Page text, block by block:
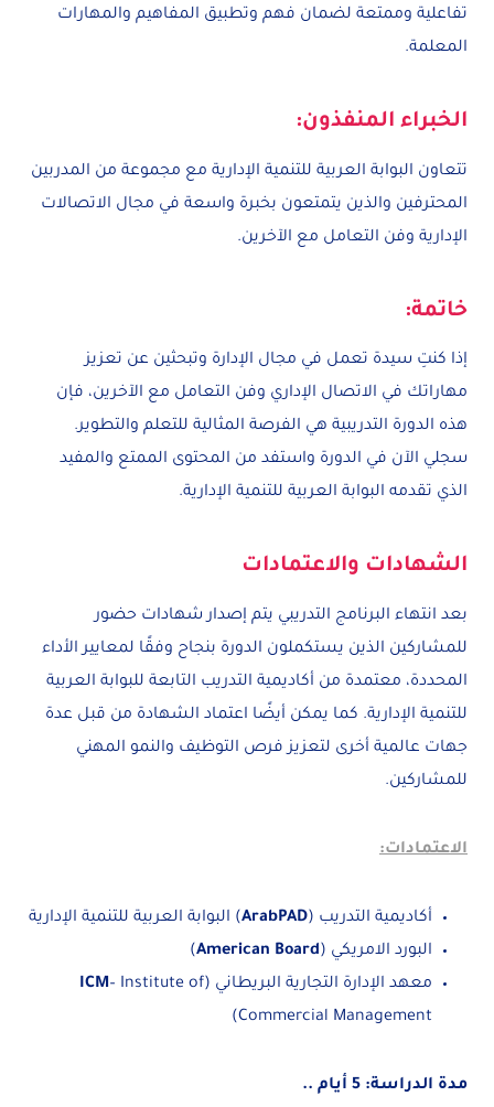
تفاعلية وممتعة لضمان فهم وتطبيق المفاهيم والمهارات
المعلمة.
الخبراء المنفذون:
تتعاون البوابة العربية للتنمية الإدارية مع مجموعة من المدربين
المحترفين والذين يتمتعون بخبرة واسعة في مجال الاتصالات
الإدارية وفن التعامل مع الآخرين.
خاتمة:
إذا كنتِ سيدة تعمل في مجال الإدارة وتبحثين عن تعزيز
مهاراتك في الاتصال الإداري وفن التعامل مع الآخرين، فإن
هذه الدورة التدريبية هي الفرصة المثالية للتعلم والتطوير.
سجلي الآن في الدورة واستفد من المحتوى الممتع والمفيد
الذي تقدمه البوابة العربية للتنمية الإدارية.
الشهادات والاعتمادات
بعد انتهاء البرنامج التدريبي يتم إصدار شهادات حضور
للمشاركين الذين يستكملون الدورة بنجاح وفقًا لمعايير الأداء
المحددة، معتمدة من أكاديمية التدريب التابعة للبوابة العربية
للتنمية الإدارية. كما يمكن أيضًا اعتماد الشهادة من قبل عدة
جهات عالمية أخرى لتعزيز فرص التوظيف والنمو المهني
للمشاركين.
الاعتمادات:
أكاديمية التدريب (ArabPAD) البوابة العربية للتنمية الإدارية
البورد الامريكي (American Board
)
معهد الإدارة التجارية البريطاني (
ICM– Institute of
Commercial Management)
مدة الدراسة: 5 أيام ..